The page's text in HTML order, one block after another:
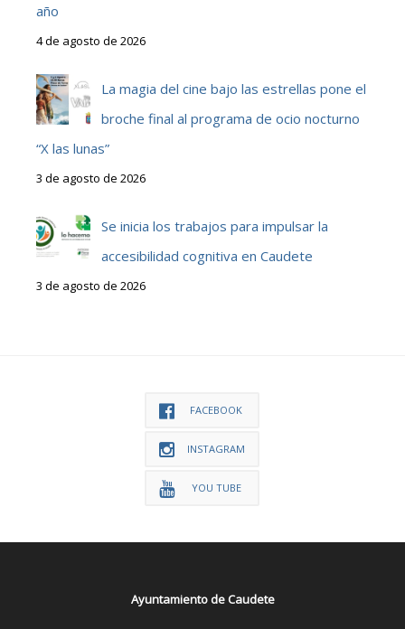
año
4 de agosto de 2026
La magia del cine bajo las estrellas pone el
broche final al programa de ocio nocturno
“X las lunas”
3 de agosto de 2026
Se inicia los trabajos para impulsar la
accesibilidad cognitiva en Caudete
3 de agosto de 2026
FACEBOOK
INSTAGRAM
YOU TUBE
Ayuntamiento de Caudete